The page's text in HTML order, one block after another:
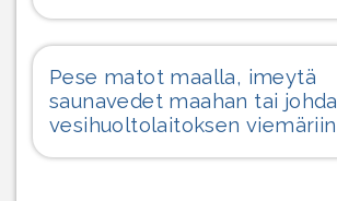
Pese matot maalla, imeytä
saunavedet maahan tai johda
vesihuoltolaitoksen viemäriin